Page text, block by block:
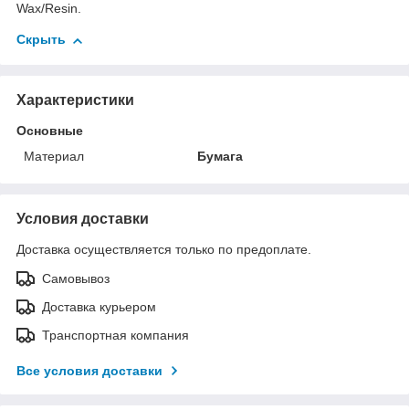
Wax/Resin.
Скрыть
Характеристики
Основные
Материал
Бумага
Условия доставки
Доставка осуществляется только по предоплате.
Самовывоз
Доставка курьером
Транспортная компания
Все условия доставки